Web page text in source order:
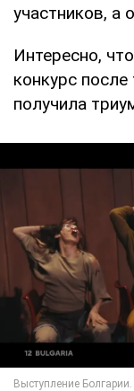
участников, а
Интересно,
конкурс
получила